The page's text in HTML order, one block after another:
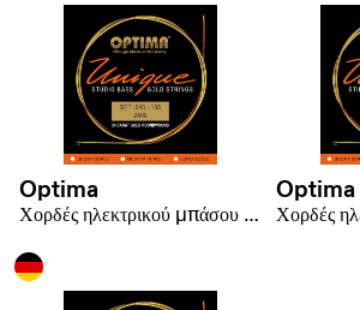
Optima
Χορδές ηλεκτρικού μπάσου Χορδές Unique Studio Gold
Optima